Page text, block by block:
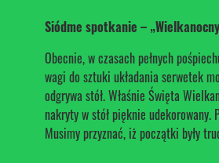
Siódme spotkanie –
Obecnie, w czasach pełnych
wagi do sztuki układania serwetek
odgrywa stół. Właśnie Święta
nakryty w stół pięknie
Musimy przyznać, iż początki były